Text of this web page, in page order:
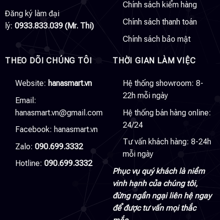
Đăng ký làm đại
lý: 0933.833.039 (Mr. Thi)
Chính sách kiểm hàng
Chính sách thanh toán
Chính sách bảo mật
THEO DÕI CHÚNG TÔI
Website: hanasmart.vn
Email:
hanasmart.vn@gmail.com
Facebook: hanasmart.vn
Zalo: 090.699.3332
Hotline: 090.699.3332
THỜI GIAN LÀM VIỆC
Hệ thống showroom: 8-
22h mỗi ngày
Hệ thống bán hàng online:
24/24
Tư vấn khách hàng: 8-24h
mỗi ngày
Phục vụ quý khách là niềm
vinh hạnh của chúng tôi,
đừng ngần ngại liên hệ ngay
để được tư vấn mọi thắc